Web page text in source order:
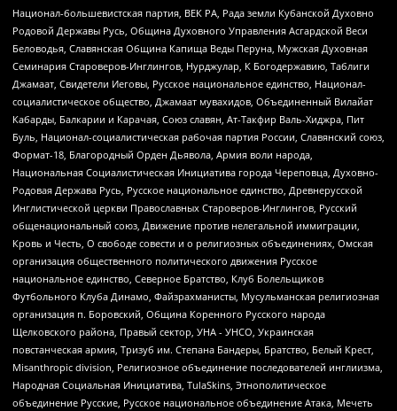
Национал-большевистская партия, ВЕК РА, Рада земли Кубанской Духовно
Родовой Державы Русь, Община Духовного Управления Асгардской Веси
Беловодья, Славянская Община Капища Веды Перуна, Мужская Духовная
Семинария Староверов-Инглингов, Нурджулар, К Богодержавию, Таблиги
Джамаат, Свидетели Иеговы, Русское национальное единство, Национал-
социалистическое общество, Джамаат мувахидов, Объединенный Вилайат
Кабарды, Балкарии и Карачая, Союз славян, Ат-Такфир Валь-Хиджра, Пит
Буль, Национал-социалистическая рабочая партия России, Славянский союз,
Формат-18, Благородный Орден Дьявола, Армия воли народа,
Национальная Социалистическая Инициатива города Череповца, Духовно-
Родовая Держава Русь, Русское национальное единство, Древнерусской
Инглистической церкви Православных Староверов-Инглингов, Русский
общенациональный союз, Движение против нелегальной иммиграции,
Кровь и Честь, О свободе совести и о религиозных объединениях, Омская
организация общественного политического движения Русское
национальное единство, Северное Братство, Клуб Болельщиков
Футбольного Клуба Динамо, Файзрахманисты, Мусульманская религиозная
организация п. Боровский, Община Коренного Русского народа
Щелковского района, Правый сектор, УНА - УНСО, Украинская
повстанческая армия, Тризуб им. Степана Бандеры, Братство, Белый Крест,
Misanthropic division, Религиозное объединение последователей инглиизма,
Народная Социальная Инициатива, TulaSkins, Этнополитическое
объединение Русские, Русское национальное объединение Атака, Мечеть